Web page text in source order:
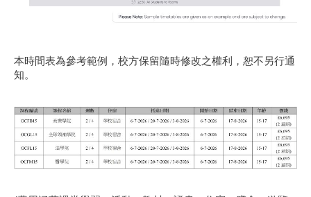
本時間表為參考範例，校方保留隨時修改之權利，恕不另行通
知。